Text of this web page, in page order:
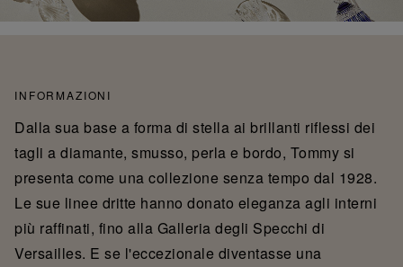
INFORMAZIONI
Dalla sua base a forma di stella ai brillanti riflessi dei
tagli a diamante, smusso, perla e bordo, Tommy si
presenta come una collezione senza tempo dal 1928.
Le sue linee dritte hanno donato eleganza agli interni
più raffinati, fino alla Galleria degli Specchi di
Versailles. E se l'eccezionale diventasse una